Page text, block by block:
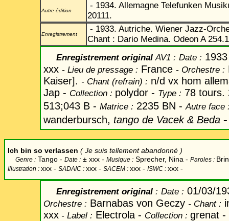
Autre édition
- 1934. Allemagne Telefunken
20111.
Enregistrement
- 1933. Autriche. Wiener Jazz-
Chant : Dario Medina. Odeon A
Enregistrement originalAV1 : Date : 1933
xxx - Lieu de pressage : France - Orchestre :
Kaiser]. - Chant(refrain) : n/d vx hom
Jap - Collection : polydor - Type : 78
513;043 B - Matrice : 2235 BN - Autre
wanderbursch, tango de Vacek & Beda -
Ich bin so verlassen ( Je suis tellement abandonné )
Genre : Tango - Date : ± xxx - Musique : Sprecher, Nina - Paroles :
Illustration : xxx - SADAIC : xxx - SACEM : xxx - ISWC : xxx -
Enregistrement original : Date : 01/03/
Orchestre : Barnabas von Geczy - Chant:
xxx - Label : Electrola - Collection : grenat -